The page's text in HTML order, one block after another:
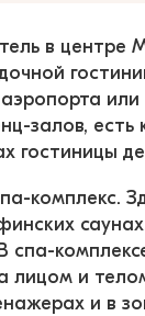
в центре
залов, есть
гостиницы
комплекс.
и
и в